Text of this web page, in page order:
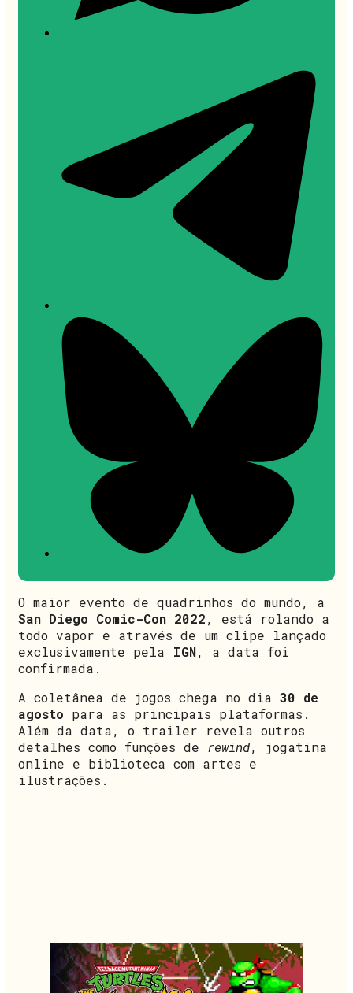
O maior evento de quadrinhos do mundo, a
San Diego Comic-Con 2022, está rolando a
todo vapor e através de um clipe lançado
exclusivamente pela IGN, a data foi
confirmada.
A coletânea de jogos chega no dia 30 de
agosto para as principais plataformas.
Além da data, o trailer revela outros
detalhes como funções de rewind, jogatina
online e biblioteca com artes e
ilustrações.